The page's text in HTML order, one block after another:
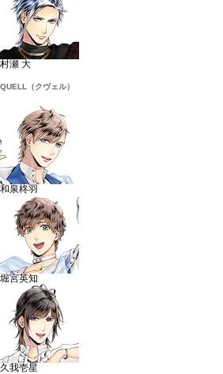
村瀬 大
QUELL（クヴェル）
和泉柊羽
堀宮英知
久我壱星